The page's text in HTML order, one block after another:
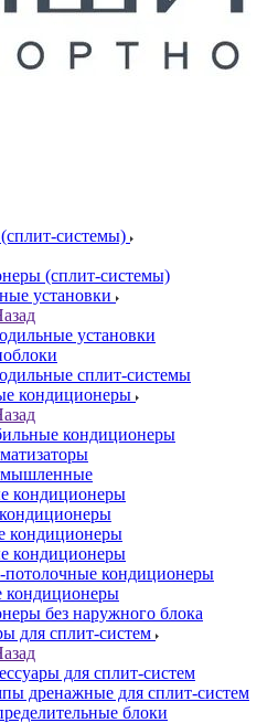
системы)
(сплит-системы)
установки
установки
сплит-системы
кондиционеры
кондиционеры
кондиционеры
кондиционеры
кондиционеры
потолочные кондиционеры
кондиционеры
без наружного блока
для сплит-систем
для сплит-систем
дренажные для сплит-систем
блоки